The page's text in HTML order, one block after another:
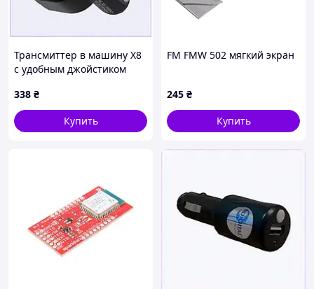
Трансмиттер в машину X8
с удобным джойстиком
338 ₴
Купить
FM FMW 502 мягкий экран
245 ₴
Купить